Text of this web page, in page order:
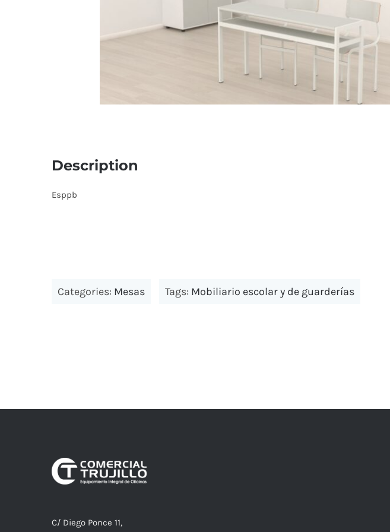
Description
Esppb
Categories: Mesas Tags: Mobiliario escolar y de guarderías
C/ Diego Ponce 11,